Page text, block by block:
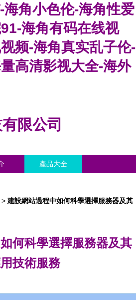
海角小色伦-海角性爱
海角有码在线视
频-海角真实乱子伦-
高清影视大全-海外
限公司
產品大全
> 建設網站過程中如何科學選擇服務器及其
何科學選擇服務器及其
技術服務